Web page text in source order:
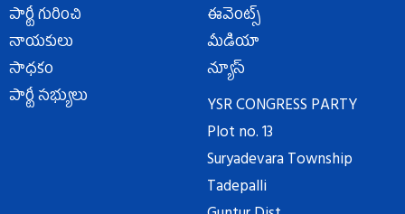
పార్టీ గురించి
నాయకులు
సాధకం
పార్టీ సభ్యులు
ఈవెంట్స్
మీడియా
న్యూస్
YSR CONGRESS PARTY
Plot no. 13
Suryadevara Township
Tadepalli